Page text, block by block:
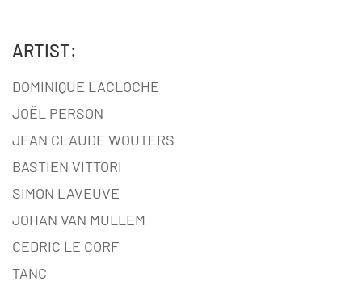
ARTIST:
DOMINIQUE LACLOCHE
JOËL PERSON
JEAN CLAUDE WOUTERS
BASTIEN VITTORI
SIMON LAVEUVE
JOHAN VAN MULLEM
CEDRIC LE CORF
TANC